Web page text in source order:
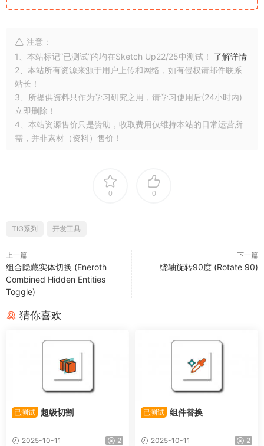
注意：
1、本站标记“已测试”的均在Sketch Up22/25中测试！ 了解详情
2、本站所有资源来源于用户上传和网络，如有侵权请邮件联系
站长！
3、所提供资料只作为学习研究之用，请学习使用后(24小时内)
立即删除！
4、本站资源售价只是赞助，收取费用仅维持本站的日常运营所
需，并非素材（资料）售价！
0 0
TIG系列 开发工具
上一篇
组合隐藏实体切换 (Eneroth
Combined Hidden Entities
Toggle)
下一篇
绕轴旋转90度 (Rotate 90)
猜你喜欢
已测试 超级切割
2025-10-11 2
已测试 组件替换
2025-10-11 2